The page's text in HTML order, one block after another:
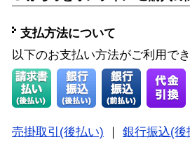
支払方法について
以下のお支払い方法がご利用で
売掛取引(後払い)
銀行振込(後